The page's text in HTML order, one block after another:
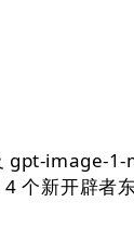
image-1-
个新开辟